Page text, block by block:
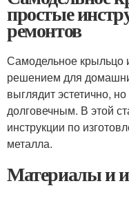
простые
ремонтов
Самодельное крыльцо
решением для
выглядит эстетично,
долговечным. В этой
инструкции по
металла.
Материалы и